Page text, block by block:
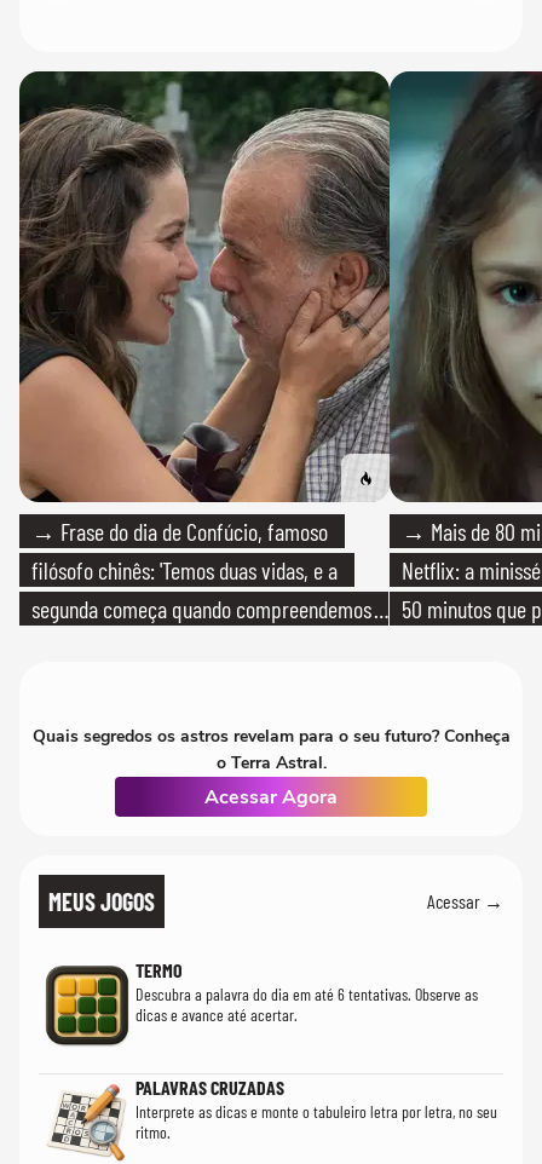
→ Frase do dia de Confúcio, famoso
filósofo chinês: 'Temos duas vidas, e a
segunda começa quando compreendemos
→ Mais de 80
Netflix: a
50 minutos que
Quais segredos os astros revelam para o seu futuro? Conheça
o Terra Astral.
Acessar Agora
MEUS JOGOS Acessar →
TERMO
Descubra a palavra do dia em até 6 tentativas. Observe as
dicas e avance até acertar.
PALAVRAS CRUZADAS
Interprete as dicas e monte o tabuleiro letra por letra, no seu
ritmo.